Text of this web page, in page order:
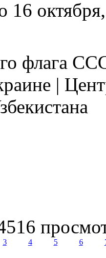
16
эксперты КПРФ
«Российские
офицеров по ситуации
3 4 5 6